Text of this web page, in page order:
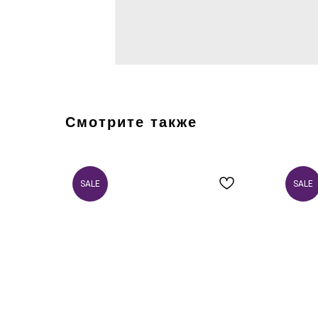
Смотрите также
SALE SALE